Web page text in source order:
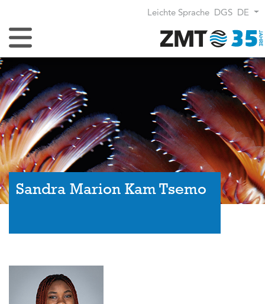
Leichte Sprache DGS DE
Navigation umschalten
Sandra Marion Kam Tsemo